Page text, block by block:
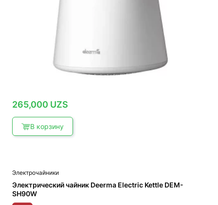
265,000 UZS
В корзину
Электрочайники
Электрический чайник Deerma Electric Kettle DEM-
SH90W